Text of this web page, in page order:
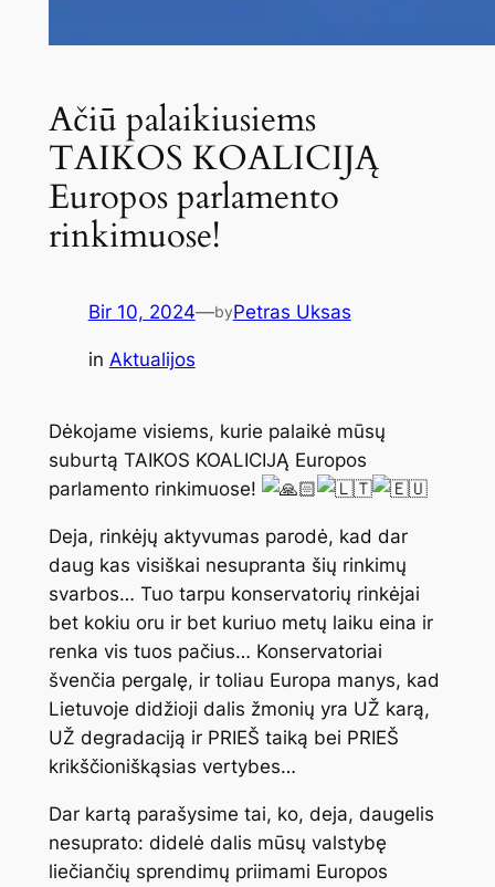
Ačiū palaikiusiems
TAIKOS KOALICIJĄ
Europos parlamento
rinkimuose!
Bir 10, 2024—byPetras Uksas
in Aktualijos
Dėkojame visiems, kurie palaikė mūsų
suburtą TAIKOS KOALICIJĄ Europos
parlamento rinkimuose!
Deja, rinkėjų aktyvumas parodė, kad dar
daug kas visiškai nesupranta šių rinkimų
svarbos… Tuo tarpu konservatorių rinkėjai
bet kokiu oru ir bet kuriuo metų laiku eina ir
renka vis tuos pačius… Konservatoriai
švenčia pergalę, ir toliau Europa manys, kad
Lietuvoje didžioji dalis žmonių yra UŽ karą,
UŽ degradaciją ir PRIEŠ taiką bei PRIEŠ
krikščioniškąsias vertybes…
Dar kartą parašysime tai, ko, deja, daugelis
nesuprato: didelė dalis mūsų valstybę
liečiančių sprendimų priimami Europos